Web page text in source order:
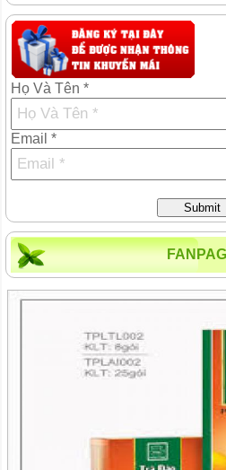
Họ Và Tên *
Email *
Submit